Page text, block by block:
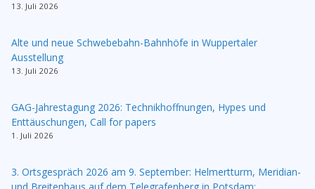
13. Juli 2026
Alte und neue Schwebebahn-Bahnhöfe in Wuppertaler
Ausstellung
13. Juli 2026
GAG-Jahrestagung 2026: Technikhoffnungen, Hypes und
Enttäuschungen, Call for papers
1. Juli 2026
3. Ortsgespräch 2026 am 9. September: Helmertturm, Meridian-